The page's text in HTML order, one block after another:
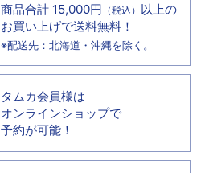
商品合計 15,000円 （税込） 以上の
お買い上げで送料無料！
※配送先：北海道・沖縄を除く。
タムカ会員様は
オンラインショップで
予約が可能！